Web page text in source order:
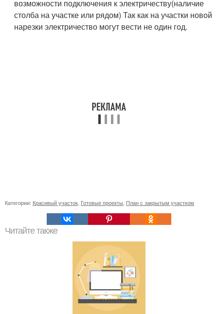
возможности подключения к электричеству(наличие
столба на участке или рядом) Так как на участки новой
нарезки электричество могут вести не один год.
Категории: Красивый участок Готовые проекты План с закрытым участком
Читайте также